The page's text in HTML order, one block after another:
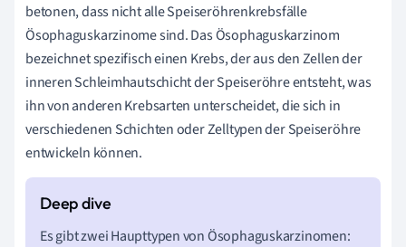
betonen, dass nicht alle Speiseröhrenkrebsfälle
Ösophaguskarzinome sind. Das Ösophaguskarzinom
bezeichnet spezifisch einen Krebs, der aus den Zellen der
inneren Schleimhautschicht der Speiseröhre entsteht, was
ihn von anderen Krebsarten unterscheidet, die sich in
verschiedenen Schichten oder Zelltypen der Speiseröhre
entwickeln können.
Es gibt zwei Haupttypen von Ösophaguskarzinomen: